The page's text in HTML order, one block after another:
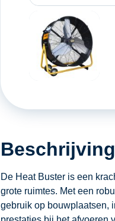
Beschrijving
De Heat Buster is een
grote ruimtes. Met een
gebruik op bouwplaatsen,